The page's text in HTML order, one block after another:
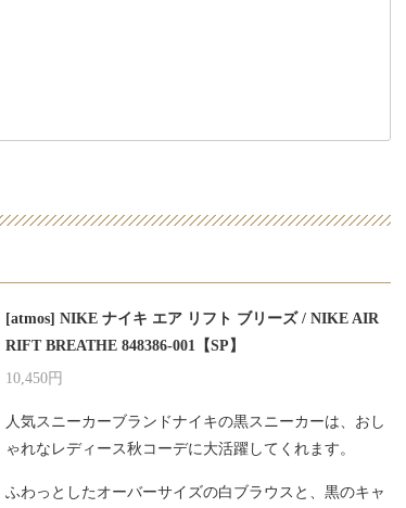
[atmos] NIKE ナイキ エア リフト ブリーズ / NIKE AIR
RIFT BREATHE 848386-001【SP】
10,450円
人気スニーカーブランドナイキの黒スニーカーは、おし
ゃれなレディース秋コーデに大活躍してくれます。
ふわっとしたオーバーサイズの白ブラウスと、黒のキャ